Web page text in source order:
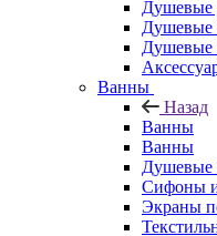
Душевые
Душевые
Душевые
Ванны
Назад
Ванны
Ванны
Душевые
Сифоны
Экраны